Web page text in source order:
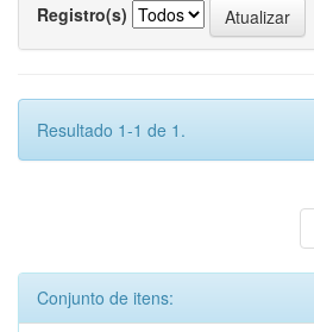
Registro(s)
Resultado 1-1 de 1.
Conjunto de itens: